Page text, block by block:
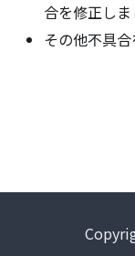
合を修正し
その他不具